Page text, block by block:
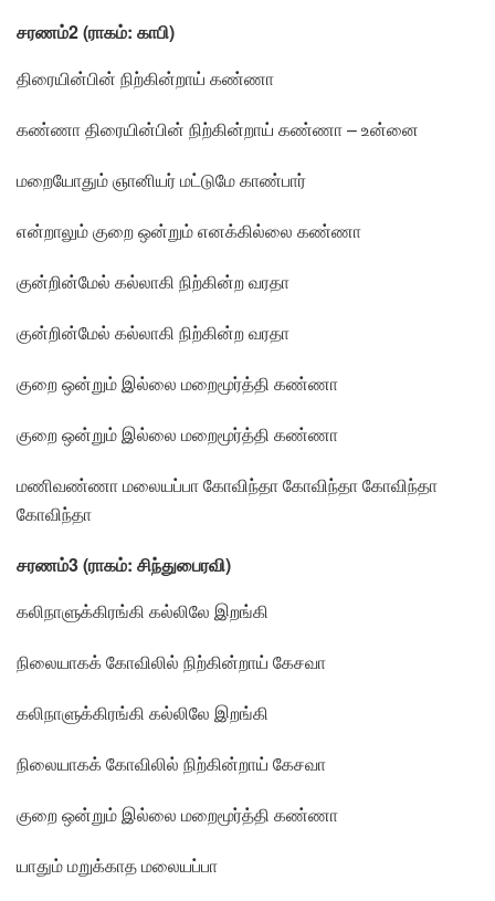
சரணம்2 (ராகம்: காபி)
திரையின்பின் நிற்கின்றாய் கண்ணா
கண்ணா திரையின்பின் நிற்கின்றாய் கண்ணா – உன்னை
மறையோதும் ஞானியர் மட்டுமே காண்பார்
என்றாலும் குறை ஒன்றும் எனக்கில்லை கண்ணா
குன்றின்மேல் கல்லாகி நிற்கின்ற வரதா
குன்றின்மேல் கல்லாகி நிற்கின்ற வரதா
குறை ஒன்றும் இல்லை மறைமூர்த்தி கண்ணா
குறை ஒன்றும் இல்லை மறைமூர்த்தி கண்ணா
மணிவண்ணா மலையப்பா கோவிந்தா கோவிந்தா கோவிந்தா
கோவிந்தா
சரணம்3 (ராகம்: சிந்துபைரவி)
கலிநாளுக்கிரங்கி கல்லிலே இறங்கி
நிலையாகக் கோவிலில் நிற்கின்றாய் கேசவா
கலிநாளுக்கிரங்கி கல்லிலே இறங்கி
நிலையாகக் கோவிலில் நிற்கின்றாய் கேசவா
குறை ஒன்றும் இல்லை மறைமூர்த்தி கண்ணா
யாதும் மறுக்காத மலையப்பா